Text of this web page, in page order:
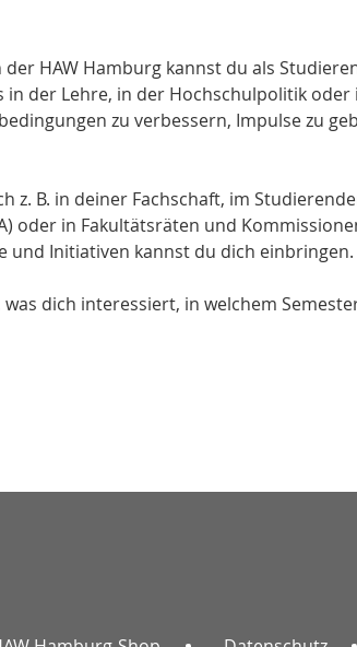
der HAW Hamburg kannst du als
der Lehre, in der Hochschulpolitik oder
zu verbessern, Impulse zu
z. B. in deiner Fachschaft, im
oder in Fakultätsräten und
und Initiativen kannst du dich einbringen.
dich interessiert, in welchem